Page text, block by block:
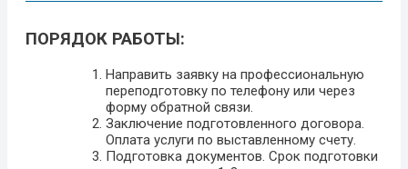
ПОРЯДОК РАБОТЫ:
Направить заявку на профессиональную
переподготовку по телефону или через
форму обратной связи.
Заключение подготовленного договора.
Оплата услуги по выставленному счету.
Подготовка документов. Срок подготовки